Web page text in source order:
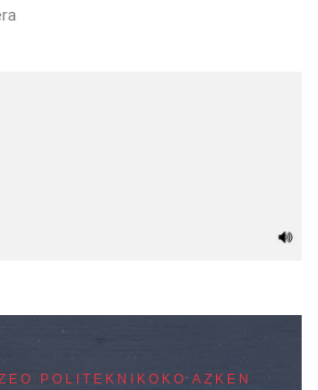
POLITEKNIKOKO AZKEN